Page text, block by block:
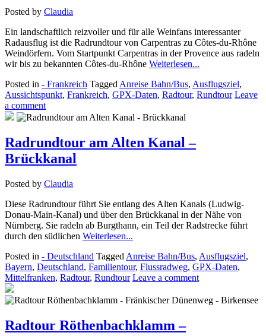
Posted by Claudia
Ein landschaftlich reizvoller und für alle Weinfans interessanter
Radausflug ist die Radrundtour von Carpentras zu Côtes-du-Rhône
Weindörfern. Vom Startpunkt Carpentras in der Provence aus radeln
wir bis zu bekannten Côtes-du-Rhône Weiterlesen...
Posted in - Frankreich TaggedAnreise Bahn/Bus, Ausflugsziel,
Aussichtspunkt, Frankreich, GPX-Daten, Radtour, Rundtour Leave
a comment
Radrundtour am Alten Kanal –
Brückkanal
Posted by Claudia
Diese Radrundtour führt Sie entlang des Alten Kanals (Ludwig-
Donau-Main-Kanal) und über den Brückkanal in der Nähe von
Nürnberg. Sie radeln ab Burgthann, ein Teil der Radstrecke führt
durch den südlichen Weiterlesen...
Posted in - Deutschland Tagged Anreise Bahn/Bus, Ausflugsziel,
Bayern, Deutschland, Familientour, Flussradweg, GPX-Daten,
Mittelfranken, Radtour, Rundtour Leave a comment
Radtour Röthenbachklamm –